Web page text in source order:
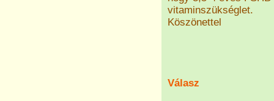
vitaminszükséglet.
Köszönettel
Válasz